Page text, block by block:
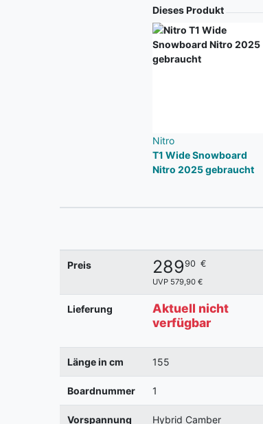
Dieses Produkt
Nitro
T1 Wide Snowboard
Nitro 2025 gebraucht
Preis 28990 €
UVP 579,90 €
Lieferung
Aktuell nicht
verfügbar
Länge in cm 155
Boardnummer 1
Vorspannung Hybrid Camber